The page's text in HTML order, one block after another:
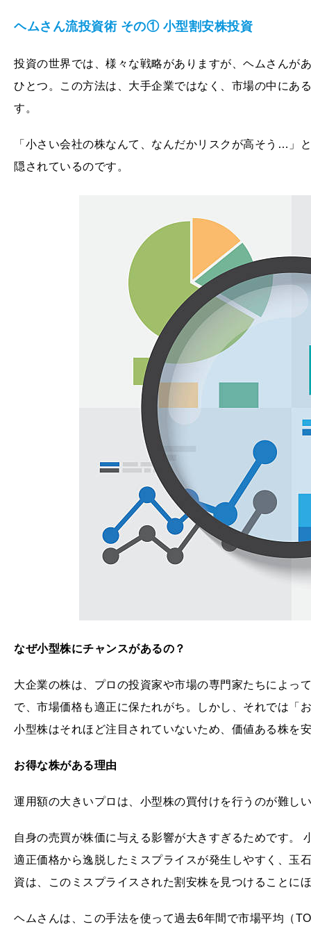
ヘムさん流投資術 その① 小型割安株投資
投資の世界では、様々な戦略がありますが、ヘムさんが
ひとつ。この方法は、大手企業ではなく、市場の中にあ
す。
「小さい会社の株なんて、なんだかリスクが高そう…」
隠されているのです。
なぜ小型株にチャンスがあるの？
大企業の株は、プロの投資家や市場の専門家たちによっ
で、市場価格も適正に保たれがち。しかし、それでは「
小型株はそれほど注目されていないため、価値ある株を
お得な株がある理由
運用額の大きいプロは、小型株の買付けを行うのが難し
自身の売買が株価に与える影響が大きすぎるためです。
適正価格から逸脱したミスプライスが発生しやすく、玉
資は、このミスプライスされた割安株を見つけることに
ヘムさんは、この手法を使って過去6年間で市場平均（